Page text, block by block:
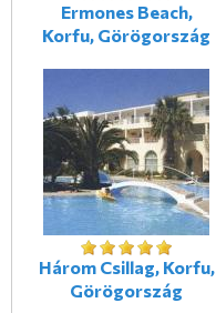
Ermones Beach,
Korfu, Görögország
Három Csillag, Korfu,
Görögország